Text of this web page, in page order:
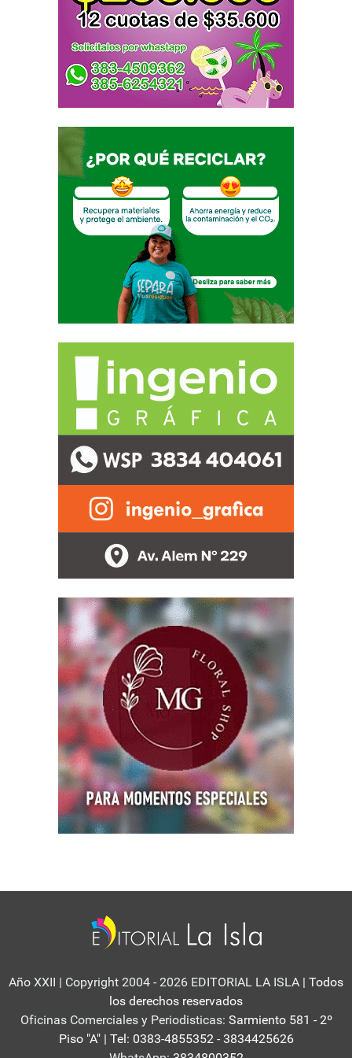
Año XXII | Copyright 2004 - 2026 EDITORIAL LA ISLA | Todos
los derechos reservados
Oficinas Comerciales y Periodisticas: Sarmiento 581 - 2º
Piso "A" | Tel: 0383-4855352 - 3834425626